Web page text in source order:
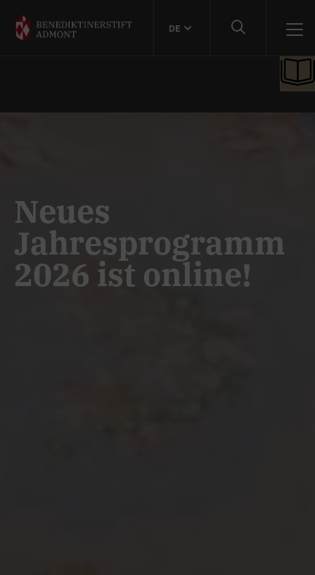
DE
Neues
Jahresprogramm
2026 ist online!